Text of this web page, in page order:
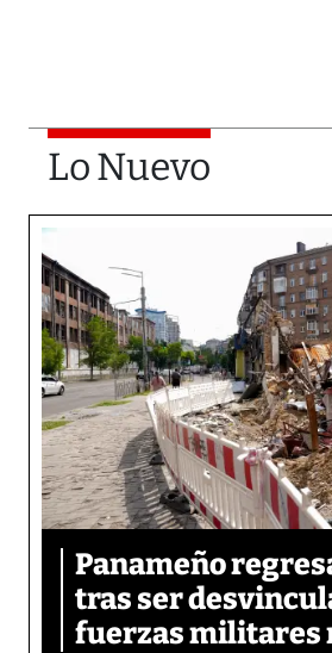
Lo Nuevo
Panameño
tras ser
fuerzas militares